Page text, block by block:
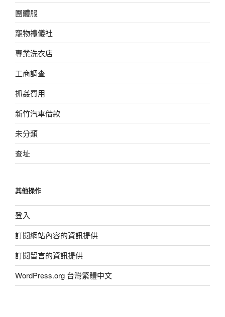
團體服
寵物禮儀社
專業洗衣店
工商調查
抓姦費用
新竹汽車借款
未分類
查址
其他操作
登入
訂閱網站內容的資訊提供
訂閱留言的資訊提供
WordPress.org 台灣繁體中文